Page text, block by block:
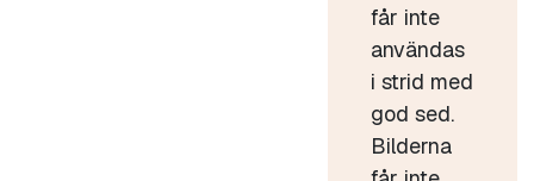
får inte
användas
i strid med
god sed.
Bilderna